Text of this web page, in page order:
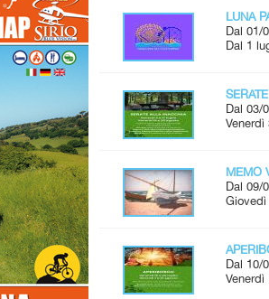
LUNA
Dal 01/
Dal 1
Dal 03/
MEMO
Dal 09/
Dal 10/